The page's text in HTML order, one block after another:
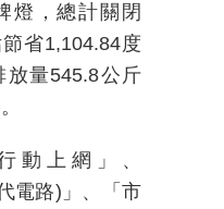
燈，總計關閉
省1,104.84度
放量545.8公斤
。
動上網」、
電路) 」、「市